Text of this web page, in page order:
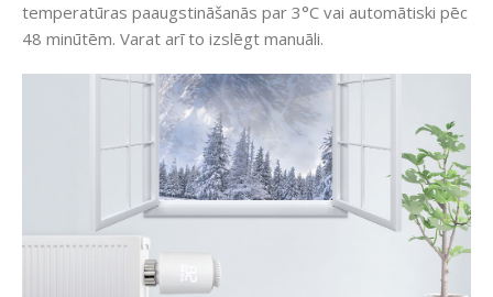
temperatūras paaugstināšanās par 3°C vai automātiski pēc
48 minūtēm. Varat arī to izslēgt manuāli.